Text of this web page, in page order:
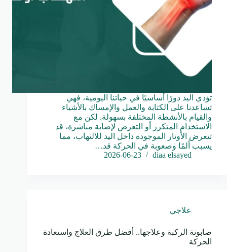
تؤدي اليد دورًا أساسيًا في حياتنا اليومية، فهي
تساعدنا على الكتابة والعمل والإمساك بالأشياء
والقيام بالأنشطة المختلفة بسهولة. لكن مع
الاستخدام المتكرر أو التعرض لإصابة مباشرة، قد
تتعرض الأوتار الموجودة داخل اليد للالتهاب، مما
يسبب ألمًا وصعوبة في الحركة قد…
diaa elsayed
2026-06-23
علاجي
صابونة الركبة وعلاجها.. أفضل طرق العلاج واستعادة
الحركة